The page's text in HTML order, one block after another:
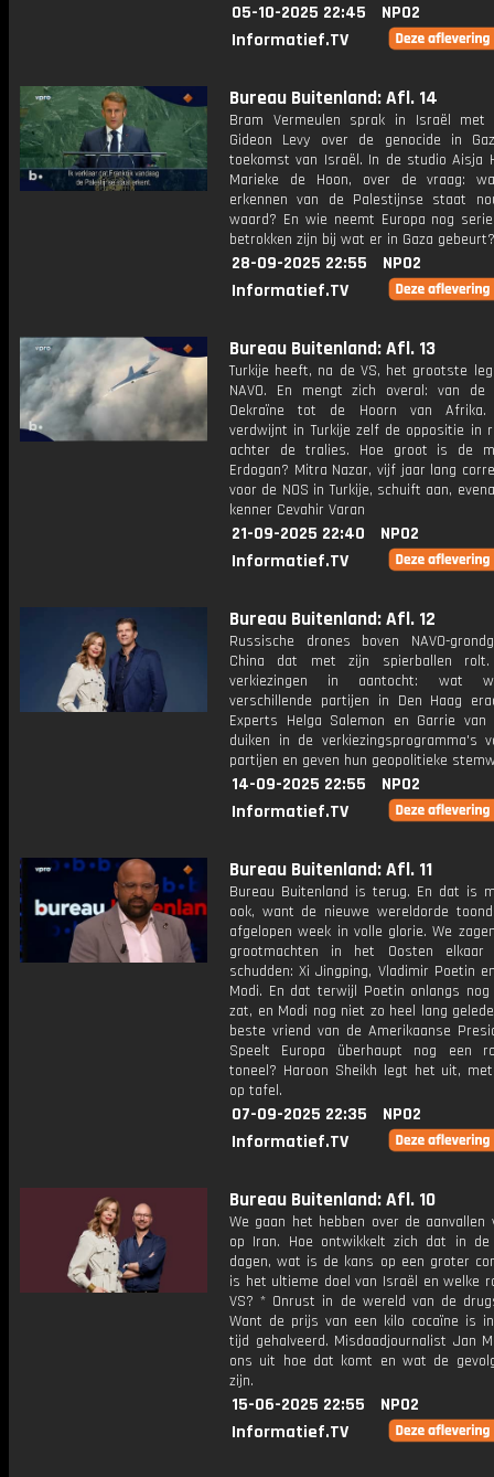
05-10-2025 22:45
NPO2
Informatief.TV
Bureau Buitenland: Afl. 14
Bram Vermeulen sprak in Israël met
Gideon Levy over de genocide in
toekomst van Israël. In de studio Aisja
Marieke de Hoon, over de vraag:
erkennen van de Palestijnse staat
waard? En wie neemt Europa nog
betrokken zijn bij wat er in Gaza gebeurt?
28-09-2025 22:55
NPO2
Informatief.TV
Bureau Buitenland: Afl. 13
Turkije heeft, na de VS, het grootste
NAVO. En mengt zich overal: van de
Oekraïne tot de Hoorn van Afrika.
verdwijnt in Turkije zelf de oppositie in
achter de tralies. Hoe groot is de
Erdogan? Mitra Nazar, vijf jaar lang
voor de NOS in Turkije, schuift aan,
kenner Cevahir Varan
21-09-2025 22:40
NPO2
Informatief.TV
Bureau Buitenland: Afl. 12
Russische drones boven NAVO-
China dat met zijn spierballen
verkiezingen in aantocht: wat
verschillende partijen in Den Haag
Experts Helga Salemon en Garrie van
duiken in de verkiezingsprogramma's
partijen en geven hun geopolitieke
14-09-2025 22:55
NPO2
Informatief.TV
Bureau Buitenland: Afl. 11
Bureau Buitenland is terug. En dat is
ook, want de nieuwe wereldorde
afgelopen week in volle glorie. We
grootmachten in het Oosten elkaar
schudden: Xi Jingping, Vladimir Poetin
Modi. En dat terwijl Poetin onlangs nog
zat, en Modi nog niet zo heel lang
beste vriend van de Amerikaanse
Speelt Europa überhaupt nog een
toneel? Haroon Sheikh legt het uit,
op tafel.
07-09-2025 22:35
NPO2
Informatief.TV
Bureau Buitenland: Afl. 10
We gaan het hebben over de aanvallen
op Iran. Hoe ontwikkelt zich dat in de
dagen, wat is de kans op een groter
is het ultieme doel van Israël en welke
VS? * Onrust in de wereld van de
Want de prijs van een kilo cocaïne is
tijd gehalveerd. Misdaadjournalist Jan
ons uit hoe dat komt en wat de
zijn.
15-06-2025 22:55
NPO2
Informatief.TV